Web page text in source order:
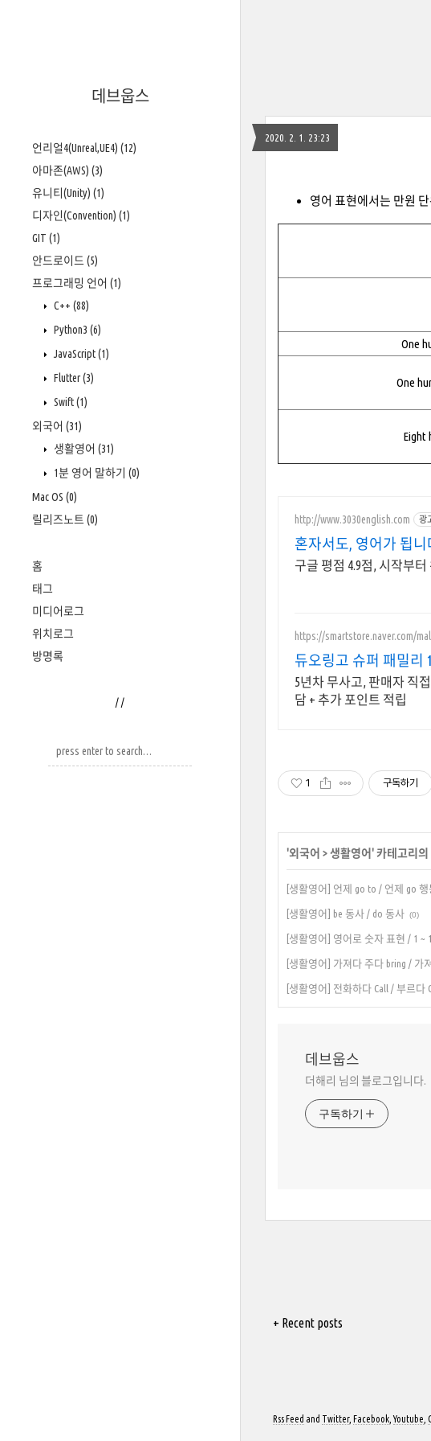
데브웁스
언리얼4(Unreal,UE4) (12)
아마존(AWS) (3)
유니티(Unity) (1)
디자인(Convention) (1)
GIT (1)
안드로이드 (5)
프로그래밍 언어 (1)
C++ (88)
Python3 (6)
JavaScript(1)
Flutter(3)
Swift(1)
외국어 (31)
생활영어 (31)
1분 영어 말하기 (0)
Mac OS (0)
릴리즈노트 (0)
홈
태그
미디어로그
위치로그
방명록
/ /
2020. 2. 1. 23:23
영어 표현에서는 만원
One
One
Eight
http://www.3030english.com 광
혼자서도, 영어가 됩니
구글 평점 4.9점, 시작부
https://smartstore.naver.com/
듀오링고 슈퍼 패밀리
5년차 무사고, 판매자 직
담 + 추가 포인트 적립
1 구독하기
'외국어 >생활영어' 카테고리의
[생활영어] 언제 go to / 언제 go 행
[생활영어] be 동사 / do 동사 (0)
[생활영어] 영어로 숫자 표현 / 1 ~
[생활영어] 가져다 주다 bring / 가
[생활영어] 전화하다 Call / 부르다
데브웁스
더해리 님의 블로그입니다.
구독하기
+ Recent posts
Rss Feed and Twitter, Facebook,Youtube